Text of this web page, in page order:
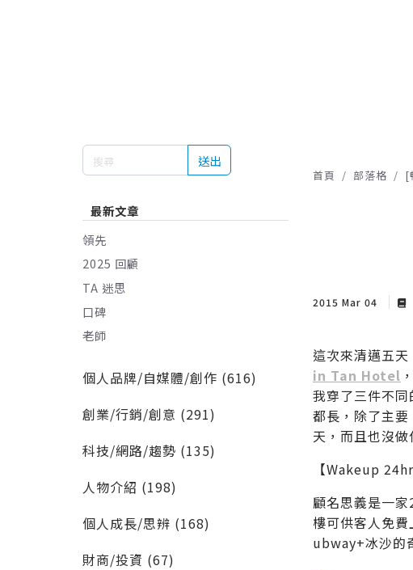
送出
最新文章
領先
2025 回顧
TA 迷思
口碑
老師
個人品牌/自媒體/創作 (616)
創業/行銷/創意 (291)
科技/網路/趨勢 (135)
人物介紹 (198)
個人成長/思辨 (168)
財商/投資 (67)
首頁 部落格 [
2015 Mar 04
這次來清邁五
in Tan Hotel
我穿了三件不
都長，除了主
天，而且也沒
【Wakeup
顧名思義是一
樓可供客人免
ubway+冰沙的